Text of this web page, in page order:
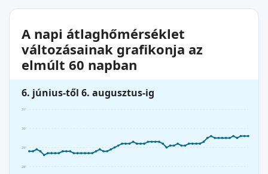
A napi átlaghőmérséklet
változásainak grafikonja az
elmúlt 60 napban
6. június-től 6. augusztus-ig
28°
29°
30°
31°